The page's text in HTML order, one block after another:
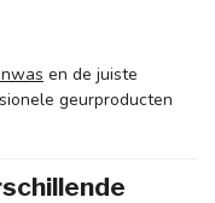
en de juiste
geurproducten